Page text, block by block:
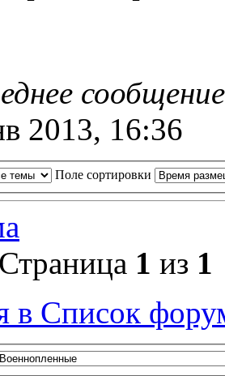
2013, 16:36
Поле сортировки
1 из 1
в Список